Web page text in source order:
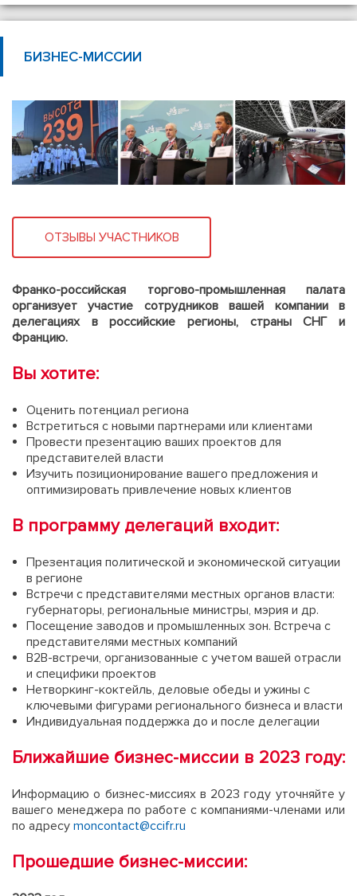
БИЗНЕС-МИССИИ
ОТЗЫВЫ УЧАСТНИКОВ
Франко-российская торгово-промышленная палата
организует участие сотрудников вашей компании в
делегациях в российские регионы, страны СНГ и
Францию.
Вы хотите:
Оценить потенциал региона
Встретиться с новыми партнерами или клиентами
Провести презентацию ваших проектов для
представителей власти
Изучить позиционирование вашего предложения и
оптимизировать привлечение новых клиентов
В программу делегаций входит:
Презентация политической и экономической ситуации
в регионе
Встречи с представителями местных органов власти:
губернаторы, региональные министры, мэрия и др.
Посещение заводов и промышленных зон. Встреча с
представителями местных компаний
B2B-встречи, организованные с учетом вашей отрасли
и специфики проектов
Нетворкинг-коктейль, деловые обеды и ужины с
ключевыми фигурами регионального бизнеса и власти
Индивидуальная поддержка до и после делегации
Ближайшие бизнес-миссии в 2023 году:
Информацию о бизнес-миссиях в 2023 году уточняйте у
вашего менеджера по работе с компаниями-членами или
по адресу moncontact@ccifr.ru
Прошедшие бизнес-миссии: